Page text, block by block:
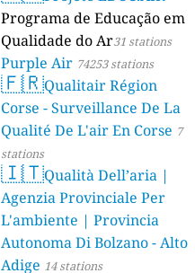
Programa de Educação em
Qualidade do Ar31 stations
Purple Air 74253 stations
🇫🇷Qualitair Région
Corse - Surveillance De La
Qualité De L'air En Corse 7
stations
🇮🇹Qualità Dell’aria |
Agenzia Provinciale Per
L'ambiente | Provincia
Autonoma Di Bolzano - Alto
Adige 14 stations